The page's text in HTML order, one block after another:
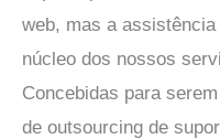
web, mas a
núcleo dos nossos
Concebidas para
de outsourcing de